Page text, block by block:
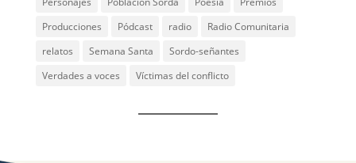
Producciones
Pódcast radio
Radio Comunitaria
relatos
Semana Santa
Sordo-señantes
Verdades a voces
Víctimas del conflicto